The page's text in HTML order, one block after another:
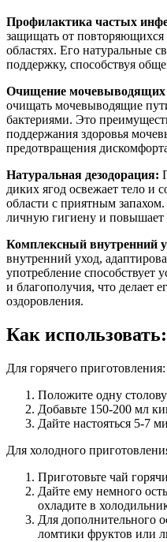
Профилактика частых
защищать от
областях. Его натуральные
поддержку, способствуя
Очищение мочевыводящих
очищать мочевыводящие
бактериями. Это
поддержания здоровья
предотвращения
Натуральная дезодорация:
диких ягод освежает тело и
области с приятным
личную гигиену и повышает
Комплексный внутренний
внутренний уход,
употребление
и благополучия, что делает
оздоровления.
Как использовать:
Для горячего приготовления:
Положите одну
Добавьте 150-200 мл
Дайте настояться 5-7
Для холодного
Приготовьте чай
Дайте ему немного
охладите в
Для дополнительного
ломтики фруктов или